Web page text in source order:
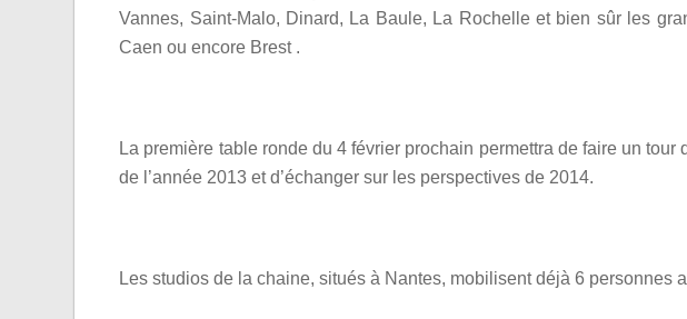
Vannes, Saint-Malo, Dinard, La Baule, La Rochelle et bien sûr les
Caen ou encore Brest .
La première table ronde du 4 février prochain permettra de faire un tour
de l’année 2013 et d’échanger sur les perspectives de 2014.
Les studios de la chaine, situés à Nantes, mobilisent déjà 6 personnes